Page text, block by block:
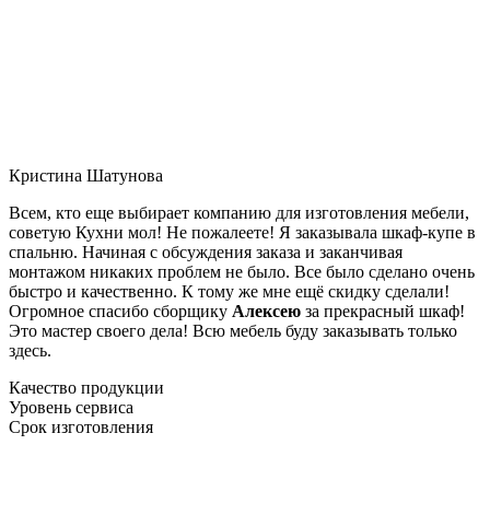
Кристина Шатунова
Всем, кто еще выбирает компанию для изготовления мебели,
советую Кухни мол! Не пожалеете! Я заказывала шкаф-купе в
спальню. Начиная с обсуждения заказа и заканчивая
монтажом никаких проблем не было. Все было сделано очень
быстро и качественно. К тому же мне ещё скидку сделали!
Огромное спасибо сборщику Алексею за прекрасный шкаф!
Это мастер своего дела! Всю мебель буду заказывать только
здесь.
Качество продукции
Уровень сервиса
Срок изготовления